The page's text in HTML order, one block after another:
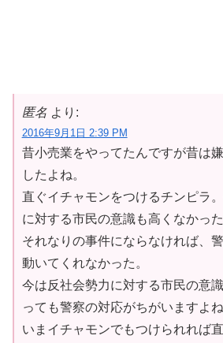
匿名 より:
2016年9月1日 2:39 PM
昔小売業をやってたんですが昔は
したよね。
直ぐイチャモンをつけるチンピラ
に対する市民の意識も高くなかっ
それなりの事件にならなければ、
動いてくれなかった。
今は反社会勢力に対する市民の意
っても警察の対応がちがいますよね
いまイチャモンでもつけられれば